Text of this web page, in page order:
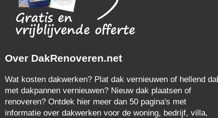
Over DakRenoveren.net
Wat kosten dakwerken? Plat dak vernieuwen of hellend
met dakpannen vernieuwen? Nieuw dak plaatsen of
renoveren? Ontdek hier meer dan 50 pagina's met
informatie over dakwerken voor de woning, bedrijf, villa,